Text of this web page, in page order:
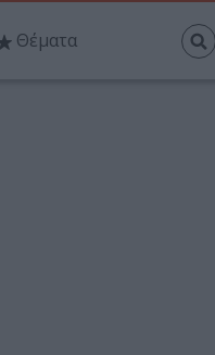
Θέματα